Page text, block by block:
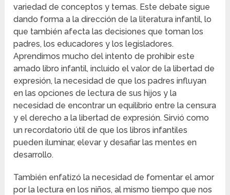
variedad de conceptos y temas. Este debate sigue
dando forma a la dirección de la literatura infantil, lo
que también afecta las decisiones que toman los
padres, los educadores y los legisladores.
Aprendimos mucho del intento de prohibir este
amado libro infantil, incluido el valor de la libertad de
expresión, la necesidad de que los padres influyan
en las opciones de lectura de sus hijos y la
necesidad de encontrar un equilibrio entre la censura
y el derecho a la libertad de expresión. Sirvió como
un recordatorio útil de que los libros infantiles
pueden iluminar, elevar y desafiar las mentes en
desarrollo.
También enfatizó la necesidad de fomentar el amor
por la lectura en los niños, al mismo tiempo que nos